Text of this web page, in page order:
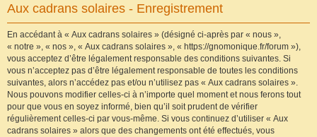
Aux cadrans solaires - Enregistrement
En accédant à « Aux cadrans solaires » (désigné ci-après par « nous »,
« notre », « nos », « Aux cadrans solaires », « https://gnomonique.fr/forum »),
vous acceptez d’être légalement responsable des conditions suivantes. Si
vous n’acceptez pas d’être légalement responsable de toutes les conditions
suivantes, alors n’accédez pas et/ou n’utilisez pas « Aux cadrans solaires ».
Nous pouvons modifier celles-ci à n’importe quel moment et nous ferons tout
pour que vous en soyez informé, bien qu’il soit prudent de vérifier
régulièrement celles-ci par vous-même. Si vous continuez d’utiliser « Aux
cadrans solaires » alors que des changements ont été effectués, vous